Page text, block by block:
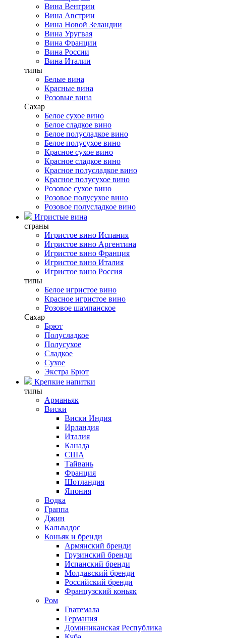
Вина Венгрии
Вина Австрии
Вина Новой Зеландии
Вина Уругвая
Вина Франции
Вина России
Вина Италии
типы
Белые вина
Красные вина
Розовые вина
Сахар
Белое сухое вино
Белое сладкое вино
Белое полусладкое вино
Белое полусухое вино
Красное сухое вино
Красное сладкое вино
Красное полусладкое вино
Красное полусухое вино
Розовое сухое вино
Розовое полусухое вино
Розовое полусладкое вино
Игристые вина
страны
Игристое вино Испания
Игристое вино Аргентина
Игристое вино Франция
Игристое вино Италия
Игристое вино Россия
типы
Белое игристое вино
Красное игристое вино
Розовое шампанское
Сахар
Брют
Полусладкое
Полусухое
Сладкое
Сухое
Экстра Брют
Крепкие напитки
типы
Арманьяк
Виски
Виски Индия
Ирландия
Италия
Канада
США
Тайвань
Франция
Шотландия
Япония
Водка
Граппа
Джин
Кальвадос
Коньяк и бренди
Армянский бренди
Грузинский бренди
Испанский бренди
Молдавский бренди
Российский бренди
Французский коньяк
Ром
Гватемала
Германия
Доминиканская Республика